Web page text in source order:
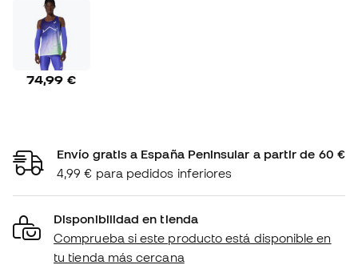
74,99 €
Envío gratis a España Peninsular a partir de 60 €
4,99 € para pedidos inferiores
Disponibilidad en tienda
Comprueba si este producto está disponible en
tu tienda más cercana